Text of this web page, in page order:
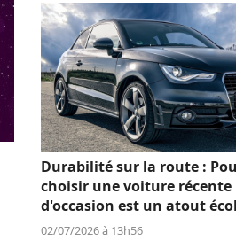
Durabilité sur la route :
choisir une voiture récente
d'occasion est un atout
économique
02/07/2026 à 13h56